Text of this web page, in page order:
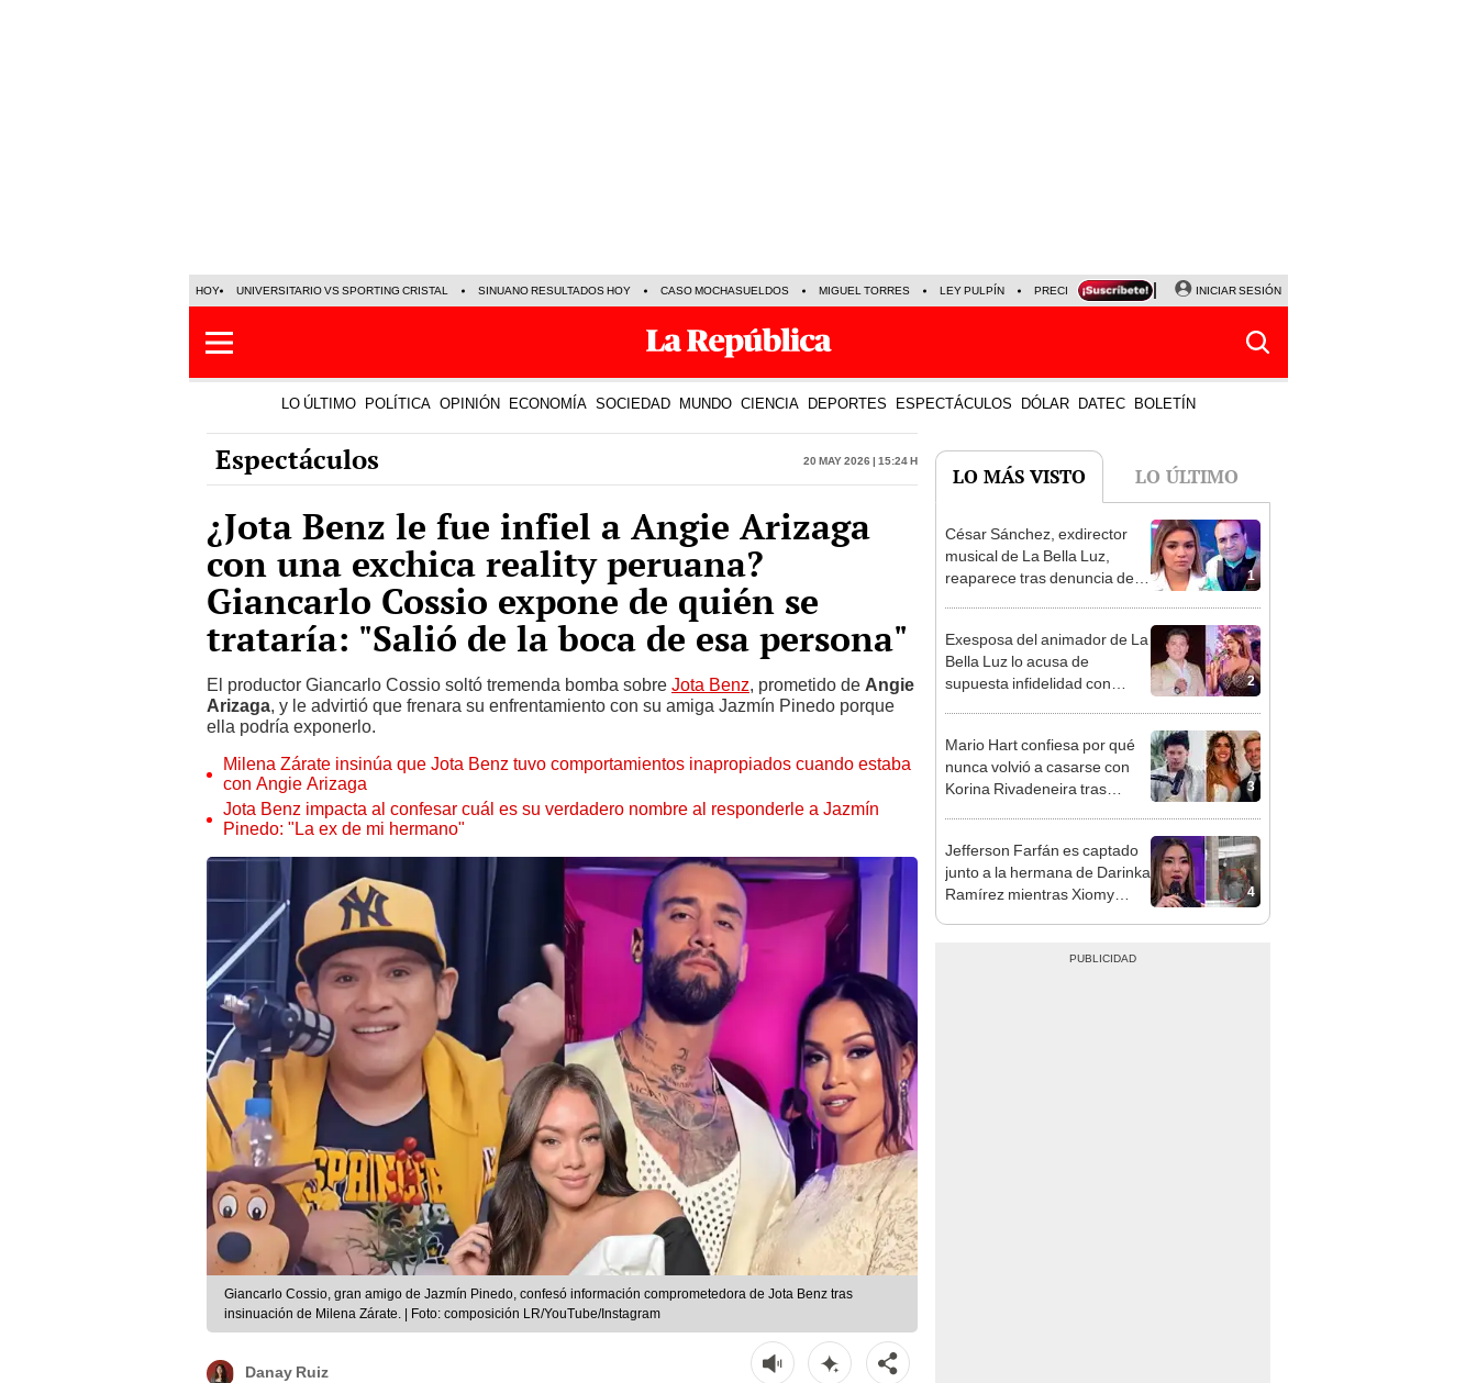
HOY UNIVERSITARIO VS SPORTING CRISTAL SINUANO RESULTADOS HOY CASO MOCHASUELDOS MIGUEL TORRES LEY PULPÍN PRECIO DEL DÓLAR CORTE DE LUZ VIERNES 7 DE AGOSTO
INICIAR SESIÓN
LO ÚLTIMO POLÍTICA OPINIÓN ECONOMÍA SOCIEDAD MUNDO CIENCIA DEPORTES ESPECTÁCULOS DÓLAR DATEC BOLETÍN
Espectáculos 20 May 2026 | 15:24 h
¿Jota Benz le fue infiel a Angie Arizaga
con una exchica reality peruana?
Giancarlo Cossio expone de quién se
trataría: "Salió de la boca de esa persona"
El productor Giancarlo Cossio soltó tremenda bomba sobre Jota Benz, prometido de Angie
Arizaga, y le advirtió que frenara su enfrentamiento con su amiga Jazmín Pinedo porque
ella podría exponerlo.
Milena Zárate insinúa que Jota Benz tuvo comportamientos inapropiados cuando estaba
con Angie Arizaga
Jota Benz impacta al confesar cuál es su verdadero nombre al responderle a Jazmín
Pinedo: "La ex de mi hermano"
Giancarlo Cossio, gran amigo de Jazmín Pinedo, confesó información comprometedora de Jota Benz tras
insinuación de Milena Zárate. | Foto: composición LR/YouTube/Instagram
Danay Ruiz
LO MÁS VISTO LO ÚLTIMO
1
César Sánchez, exdirector
musical de La Bella Luz,
reaparece tras denuncia de
presunción de inocencia"
2
Exesposa del animador de La
Bella Luz lo acusa de
supuesta infidelidad con
3
Mario Hart confiesa por qué
nunca volvió a casarse con
Korina Rivadeneira tras
4
Jefferson Farfán es captado
junto a la hermana de Darinka
Ramírez mientras Xiomy